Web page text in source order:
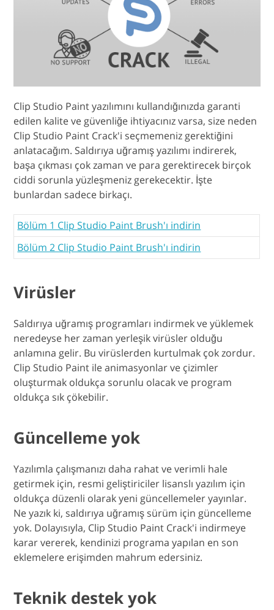
Clip Studio Paint yazılımını kullandığınızda garanti
edilen kalite ve güvenliğe ihtiyacınız varsa, size neden
Clip Studio Paint Crack'i seçmemeniz gerektiğini
anlatacağım. Saldırıya uğramış yazılımı indirerek,
başa çıkması çok zaman ve para gerektirecek birçok
ciddi sorunla yüzleşmeniz gerekecektir. İşte
bunlardan sadece birkaçı.
Bölüm 1 Clip Studio Paint Brush'ı indirin
Bölüm 2 Clip Studio Paint Brush'ı indirin
Virüsler
Saldırıya uğramış programları indirmek ve yüklemek
neredeyse her zaman yerleşik virüsler olduğu
anlamına gelir. Bu virüslerden kurtulmak çok zordur.
Clip Studio Paint ile animasyonlar ve çizimler
oluşturmak oldukça sorunlu olacak ve program
oldukça sık çökebilir.
Güncelleme yok
Yazılımla çalışmanızı daha rahat ve verimli hale
getirmek için, resmi geliştiriciler lisanslı yazılım için
oldukça düzenli olarak yeni güncellemeler yayınlar.
Ne yazık ki, saldırıya uğramış sürüm için güncelleme
yok. Dolayısıyla, Clip Studio Paint Crack'i indirmeye
karar vererek, kendinizi programa yapılan en son
eklemelere erişimden mahrum edersiniz.
Teknik destek yok